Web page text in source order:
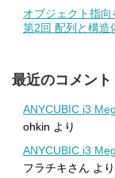
オブジェクト指向
第2回 配列と構造
最近のコメント
ANYCUBIC i3
ohkin より
ANYCUBIC i3
フラチキさん より